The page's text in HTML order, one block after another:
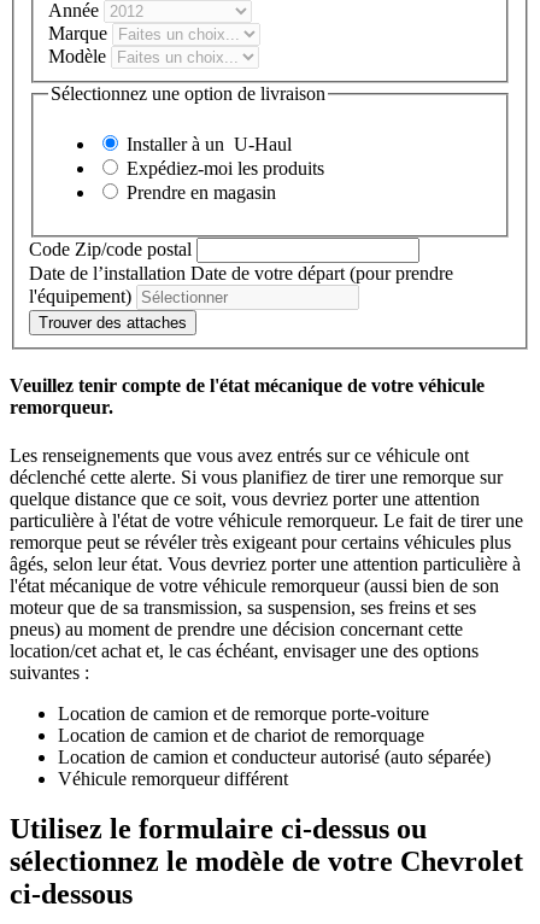
Année
Marque
Modèle
Sélectionnez une option de livraison
Installer à un U-Haul
Expédiez-moi les produits
Prendre en magasin
Code Zip/code postal
Date de l’installation Date de votre départ (pour prendre
l'équipement)
Trouver des attaches
Veuillez tenir compte de l'état mécanique de votre véhicule
remorqueur.
Les renseignements que vous avez entrés sur ce véhicule ont
déclenché cette alerte. Si vous planifiez de tirer une remorque sur
quelque distance que ce soit, vous devriez porter une attention
particulière à l'état de votre véhicule remorqueur. Le fait de tirer une
remorque peut se révéler très exigeant pour certains véhicules plus
âgés, selon leur état. Vous devriez porter une attention particulière à
l'état mécanique de votre véhicule remorqueur (aussi bien de son
moteur que de sa transmission, sa suspension, ses freins et ses
pneus) au moment de prendre une décision concernant cette
location/cet achat et, le cas échéant, envisager une des options
suivantes :
Location de camion et de remorque porte-voiture
Location de camion et de chariot de remorquage
Location de camion et conducteur autorisé (auto séparée)
Véhicule remorqueur différent
Utilisez le formulaire ci-dessus ou
sélectionnez le modèle de votre Chevrolet
ci-dessous